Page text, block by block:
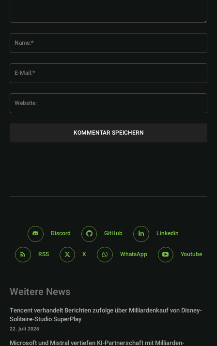
Discord GitHub Linkedin
RSS X WhatsApp Youtube
Weitere News
Tencent verhandelt Berichten zufolge über Milliardenkauf von Disney-
Solitaire-Studio SuperPlay
22. Juli 2026
Microsoft und Mistral vertiefen KI-Partnerschaft mit Milliarden-